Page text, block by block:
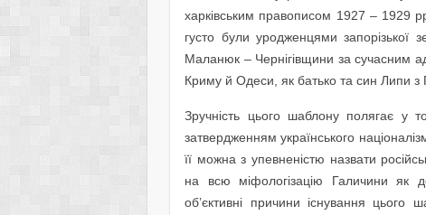
харківським правописом 1927 – 1929
густо були уродженцями
Маланюк – Чернігівщини за сучасним
Криму й Одеси, як батько та син Липи
Зручність цього шаблону полягає у
затвердженням українського
її можна з упевненістю назвати
на всю міфологізацію Галичини як
об’єктивні причини існування